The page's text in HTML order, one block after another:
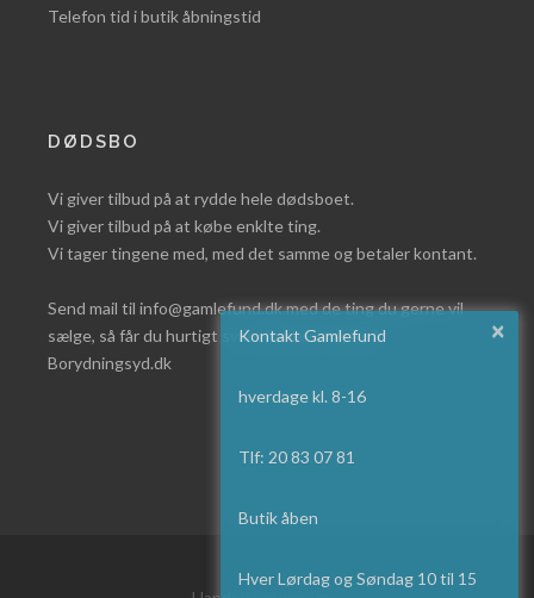
Telefon tid i butik åbningstid
DØDSBO
Vi giver tilbud på at rydde hele dødsboet.
Vi giver tilbud på at købe enklte ting.
Vi tager tingene med, med det samme og betaler kontant.
Send mail til info@gamlefund.dk med de ting du gerne vil
sælge, så får du hurtigt svar eller læs mere på
Borydningsyd.dk
×
Kontakt Gamlefund
hverdage kl. 8-16
Tlf: 20 83 07 81
Butik åben
Hver Lørdag og Søndag 10 til 15